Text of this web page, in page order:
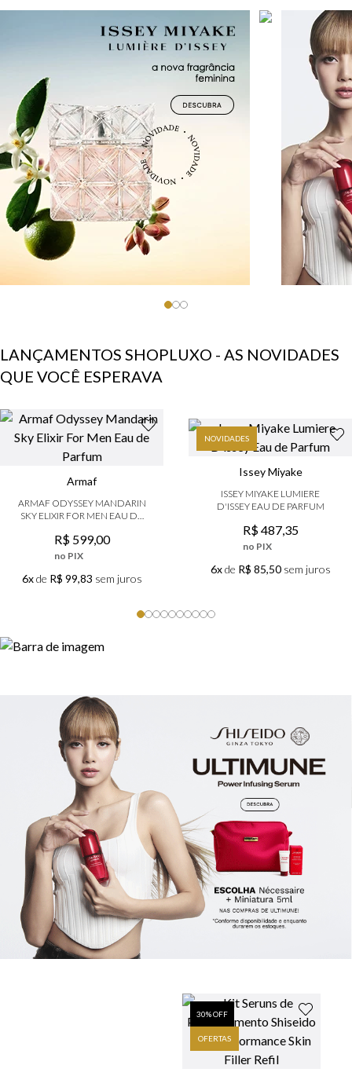
LANÇAMENTOS SHOPLUXO - AS NOVIDADES
QUE VOCÊ ESPERAVA
Armaf
ARMAF ODYSSEY MANDARIN
SKY ELIXIR FOR MEN EAU DE
R$ 599,00
no PIX
6xde R$ 99,83 sem juros
NOVIDADES
Issey Miyake
ISSEY MIYAKE LUMIERE
D'ISSEY EAU DE PARFUM
R$487,35
no PIX
6xde R$ 85,50sem juros
30% OFF
OFERTAS
9º
rosto
10º versace